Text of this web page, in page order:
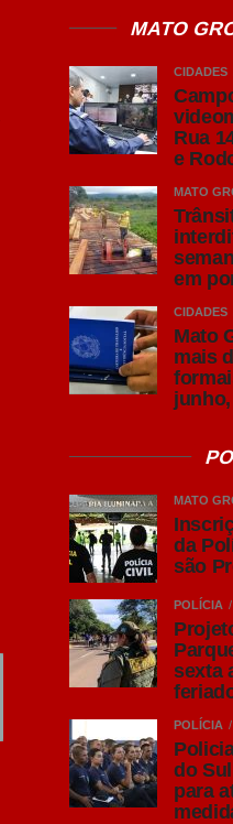
MATO
CIDADES
Rua
e
MATO
em
CIDADES
Mato
mais
MATO
da
são
POLÍCIA
sexta
POLÍCIA
do
para